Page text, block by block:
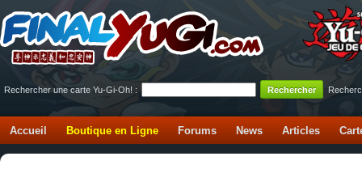
Rechercher une carte Yu-Gi-Oh! :
Accueil Boutique en Ligne Forums News Articles